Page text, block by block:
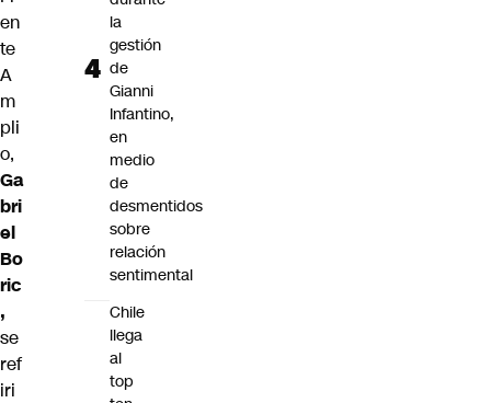
en
te
A
m
pli
o,
Ga
bri
el
Bo
ric
,
se
ref
iri
la
gestión
de
Gianni
Infantino,
en
medio
de
desmentidos
sobre
relación
sentimental
Chile
llega
al
top